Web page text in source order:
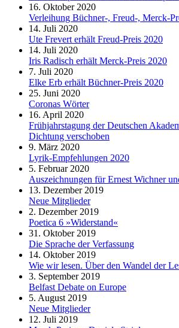
16. Oktober 2020
Verleihung Büchner-, Freud-, Merck-
14. Juli 2020
Ute Frevert erhält Freud-Preis 2020
14. Juli 2020
Iris Radisch erhält Merck-Preis 2020
7. Juli 2020
Elke Erb erhält Büchner-Preis 2020
25. Juni 2020
Coronas Wörter
16. April 2020
Frühjahrstagung der Deutschen
Dichtung verschoben
9. März 2020
Lyrik-Empfehlungen 2020
5. Februar 2020
Auszeichnungen für Ernest Wichner
13. Dezember 2019
Neue Mitglieder
2. Dezember 2019
Poetica 6 »Widerstand«
31. Oktober 2019
Die Sprache der Verfassung
14. Oktober 2019
Wie wir lesen. Über den Wandel der
3. September 2019
Belfast Debate on Europe
5. August 2019
Neue Mitglieder
12. Juli 2019